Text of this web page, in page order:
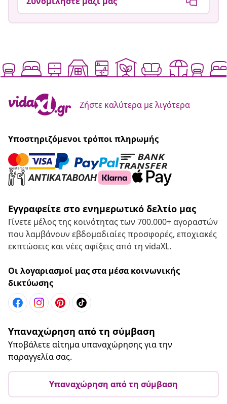
Ζήστε καλύτερα με λιγότερα
Υποστηριζόμενοι τρόποι πληρωμής
Εγγραφείτε στο ενημερωτικό δελτίο μας
Γίνετε μέλος της κοινότητας των 700.000+ αγοραστών
που λαμβάνουν εβδομαδιαίες προσφορές, εποχιακές
εκπτώσεις και νέες αφίξεις από τη vidaXL.
Οι λογαριασμοί μας στα μέσα κοινωνικής
δικτύωσης
Υπαναχώρηση από τη σύμβαση
Υποβάλετε αίτημα υπαναχώρησης για την
παραγγελία σας.
Υπαναχώρηση από τη σύμβαση